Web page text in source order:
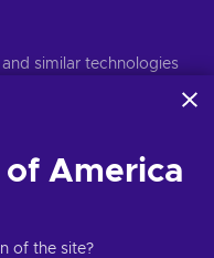
情報保護方針をご覧くださ
ます。 JSC "Helis play",
similar technologies
content,
the use of these
You can adjust your
uses your data, see
America
of the site?